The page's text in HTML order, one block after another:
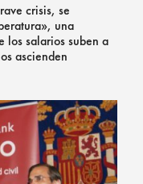
crisis, se
una
los salarios suben a
ascienden